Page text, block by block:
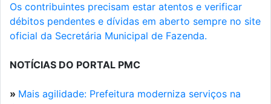
Os contribuintes precisam estar atentos e verificar
débitos pendentes e dívidas em aberto sempre no site
oficial da Secretária Municipal de Fazenda.
NOTÍCIAS DO PORTAL PMC
» Mais agilidade: Prefeitura moderniza serviços na